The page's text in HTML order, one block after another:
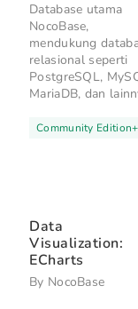
Database utama
NocoBase,
mendukung
relasional seperti
PostgreSQL,
MariaDB, dan
Community Edition+
Data
Visualization:
ECharts
By NocoBase